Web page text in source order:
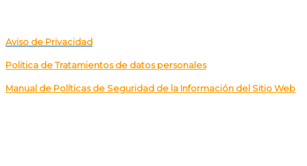
Aviso de Privacidad
Politica de Tratamientos de datos personales
Manual de Políticas de Seguridad de la Información del Sitio Web